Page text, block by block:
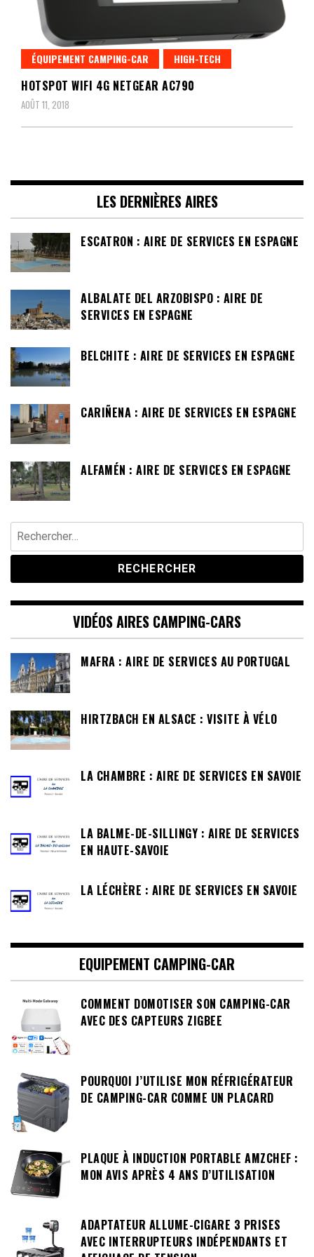
ÉQUIPEMENT CAMPING-CAR HIGH-TECH
HOTSPOT WIFI 4G NETGEAR AC790
AOÛT 11, 2018
LES DERNIÈRES AIRES
ESCATRON : AIRE DE SERVICES EN ESPAGNE
ALBALATE DEL ARZOBISPO : AIRE DE
SERVICES EN ESPAGNE
BELCHITE : AIRE DE SERVICES EN ESPAGNE
CARIÑENA : AIRE DE SERVICES EN ESPAGNE
ALFAMÉN : AIRE DE SERVICES EN ESPAGNE
Rechercher :
VIDÉOS AIRES CAMPING-CARS
MAFRA : AIRE DE SERVICES AU PORTUGAL
HIRTZBACH EN ALSACE : VISITE À VÉLO
LA CHAMBRE : AIRE DE SERVICES EN SAVOIE
LA BALME-DE-SILLINGY : AIRE DE SERVICES
EN HAUTE-SAVOIE
LA LÉCHÈRE : AIRE DE SERVICES EN SAVOIE
EQUIPEMENT CAMPING-CAR
COMMENT DOMOTISER SON CAMPING-CAR
AVEC DES CAPTEURS ZIGBEE
POURQUOI J’UTILISE MON RÉFRIGÉRATEUR
DE CAMPING-CAR COMME UN PLACARD
PLAQUE À INDUCTION PORTABLE AMZCHEF :
MON AVIS APRÈS 4 ANS D’UTILISATION
ADAPTATEUR ALLUME-CIGARE 3 PRISES
AVEC INTERRUPTEURS INDÉPENDANTS ET